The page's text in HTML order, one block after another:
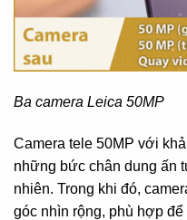
Ba camera Leica 50MP
Camera tele 50MP với
những bức chân dung ấn
nhiên. Trong khi đó,
góc nhìn rộng, phù hợp